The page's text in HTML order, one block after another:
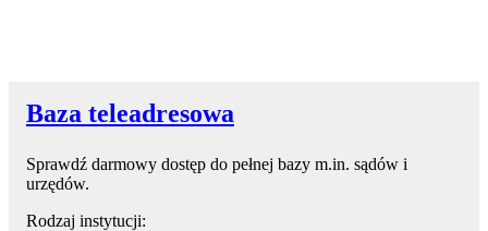
Baza teleadresowa
Sprawdź darmowy dostęp do pełnej bazy m.in. sądów i
urzędów.
Rodzaj instytucji: